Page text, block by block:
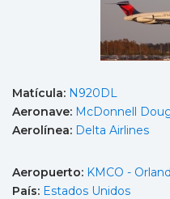
Matícula: N920DL
Aeronave: McDonnell
Aerolínea: Delta Airlines
Aeropuerto: KMCO -
País: Estados Unidos